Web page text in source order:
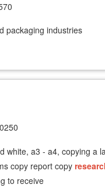
packaging industries
white, a3 - a4, copying a
copy report copy
to receive